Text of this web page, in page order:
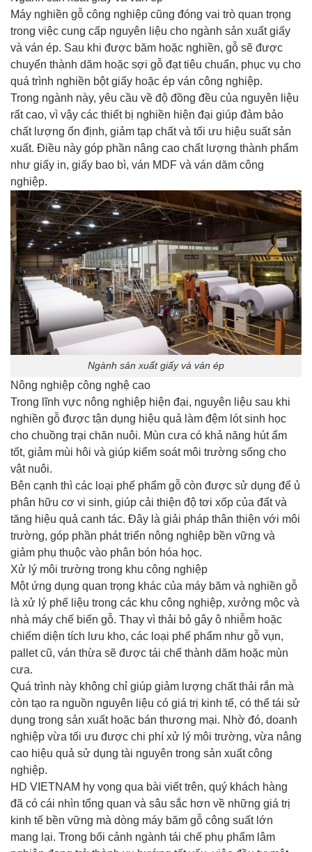
Máy nghiền gỗ công nghiệp cũng đóng vai trò quan trọng
trong việc cung cấp nguyên liệu cho ngành sản xuất giấy
và ván ép. Sau khi được băm hoặc nghiền, gỗ sẽ được
chuyển thành dăm hoặc sợi gỗ đạt tiêu chuẩn, phục vụ cho
quá trình nghiền bột giấy hoặc ép ván công nghiệp.
Trong ngành này, yêu cầu về độ đồng đều của nguyên liệu
rất cao, vì vậy các thiết bị nghiền hiện đại giúp đảm bảo
chất lượng ổn định, giảm tạp chất và tối ưu hiệu suất sản
xuất. Điều này góp phần nâng cao chất lượng thành phẩm
như giấy in, giấy bao bì, ván MDF và ván dăm công
nghiệp.
Ngành sản xuất giấy và ván ép
Nông nghiệp công nghệ cao
Trong lĩnh vực nông nghiệp hiện đại, nguyên liệu sau khi
nghiền gỗ được tận dụng hiệu quả làm đệm lót sinh học
cho chuồng trại chăn nuôi. Mùn cưa có khả năng hút ẩm
tốt, giảm mùi hôi và giúp kiểm soát môi trường sống cho
vật nuôi.
Bên cạnh thì các loại phế phẩm gỗ còn được sử dụng để ủ
phân hữu cơ vi sinh, giúp cải thiện độ tơi xốp của đất và
tăng hiệu quả canh tác. Đây là giải pháp thân thiện với môi
trường, góp phần phát triển nông nghiệp bền vững và
giảm phụ thuộc vào phân bón hóa học.
Xử lý môi trường trong khu công nghiệp
Một ứng dụng quan trọng khác của máy băm và nghiền gỗ
là xử lý phế liệu trong các khu công nghiệp, xưởng mộc và
nhà máy chế biến gỗ. Thay vì thải bỏ gây ô nhiễm hoặc
chiếm diện tích lưu kho, các loại phế phẩm như gỗ vụn,
pallet cũ, ván thừa sẽ được tái chế thành dăm hoặc mùn
cưa.
Quá trình này không chỉ giúp giảm lượng chất thải rắn mà
còn tạo ra nguồn nguyên liệu có giá trị kinh tế, có thể tái sử
dụng trong sản xuất hoặc bán thương mại. Nhờ đó, doanh
nghiệp vừa tối ưu được chi phí xử lý môi trường, vừa nâng
cao hiệu quả sử dụng tài nguyên trong sản xuất công
nghiệp.
HD VIETNAM hy vọng qua bài viết trên, quý khách hàng
đã có cái nhìn tổng quan và sâu sắc hơn về những giá trị
kinh tế bền vững mà dòng máy băm gỗ công suất lớn
mang lại. Trong bối cảnh ngành tái chế phụ phẩm lâm